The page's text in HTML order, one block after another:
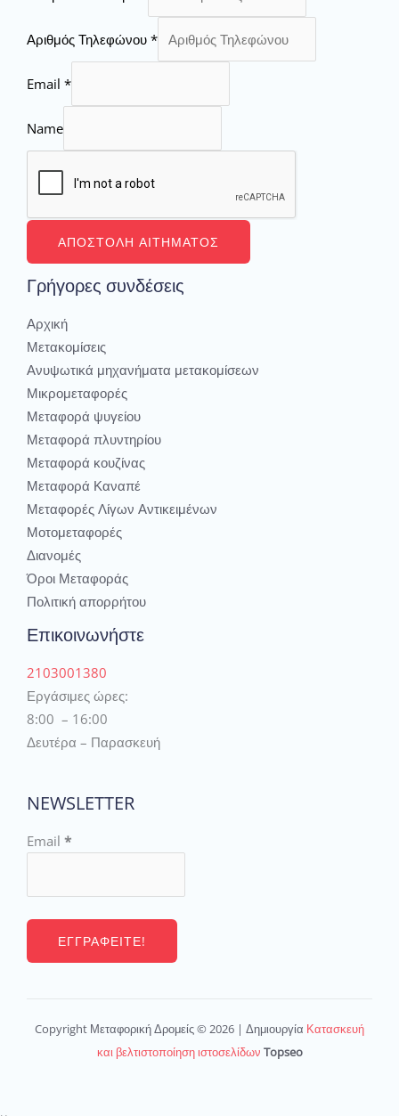
Αριθμός Τηλεφώνου *
Email *
Name
ΑΠΟΣΤΟΛΉ ΑΙΤΉΜΑΤΟΣ
Γρήγορες συνδέσεις
Αρχική
Μετακομίσεις
Ανυψωτικά μηχανήματα μετακομίσεων
Μικρομεταφορές
Μεταφορά ψυγείου
Μεταφορά πλυντηρίου
Μεταφορά κουζίνας
Μεταφορά Καναπέ
Μεταφορές Λίγων Αντικειμένων
Μοτομεταφορές
Διανομές
Όροι Μεταφοράς
Πολιτική απορρήτου
Επικοινωνήστε
2103001380
Εργάσιμες ώρες:
8:00 – 16:00
Δευτέρα – Παρασκευή
NEWSLETTER
Email *
Copyright Μεταφορική Δρομείς © 2026 | Δημιουργία Κατασκευή
και βελτιστοποίηση ιστοσελίδων Topseo